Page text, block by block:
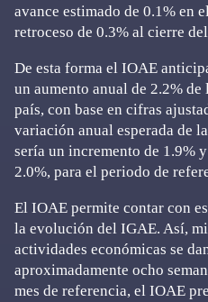
avance estimado de 0.1% en
retroceso de 0.3% al cierre
De esta forma el IOAE
un aumento anual de 2.2%
país, con base en cifras
variación anual esperada de
sería un incremento de 1.9%
2.0%, para el periodo de
El IOAE permite contar con
la evolución del IGAE. Así,
actividades económicas se
aproximadamente ocho
mes de referencia, el IOAE